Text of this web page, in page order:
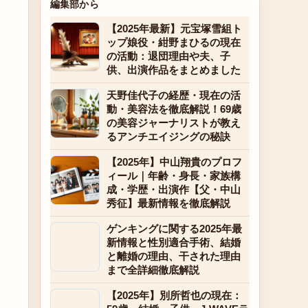
編集部から
【2025年最新】元宝塚雪組ト
ップ娘役・紺野まひるの現在
の活動：退団理由や夫、子
供、出演作品をまとめました
天野佳代子の経歴・現在の活
動・美容法を徹底解説！69歳
の美容ジャーナリストが教え
るアンチエイジングの秘訣
【2025年】中山翔貴のプロフ
ィール｜年齢・身長・家族構
成・学歴・出演作【父・中山
秀征】最新情報を徹底解説
ゲンキングに関する2025年最
新情報と性別適合手術、結婚
と離婚の理由、干された理由
まで全詳細徹底解説
【2025年】別所哲也の現在：